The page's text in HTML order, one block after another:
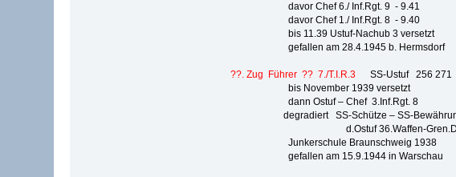
davor Chef 6./ Inf.Rgt. 9 - 9.41
davor Chef 1./ Inf.Rgt. 8 - 9.40
bis 11.39 Ustuf-Nachub 3 versetzt
gefallen am 28.4.1945 b. Hermsdorf
??. Zug Führer ?? 7./T.I.R.3SS-Ustuf 256 271
bis November 1939 versetzt
dann Ostuf – Chef 3.Inf.Rgt. 8
degradiert SS-Schütze – SS-
d.Ostuf 36.Waffen-
Junkerschule Braunschweig 1938
gefallen am 15.9.1944 in Warschau